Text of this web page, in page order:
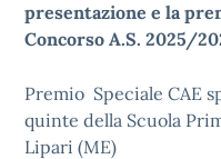
presentazione e la
Concorso A.S. 2025/
Premio Speciale CAE
quinte della Scuola
Lipari (ME)